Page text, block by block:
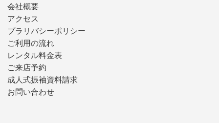
会社概要
アクセス
プラリバシーポリシー
ご利用の流れ
レンタル料金表
ご来店予約
成人式振袖資料請求
お問い合わせ